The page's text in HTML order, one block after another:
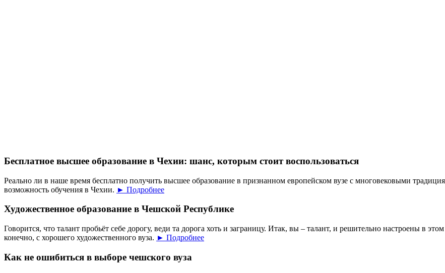
Бесплатное высшее образование в Чехии: шанс, которым стоит воспользоваться
Реально ли в наше время бесплатно получить высшее образование в признанном европейском вузе с многовековыми
возможность обучения в Чехии. ► Подробнее
Художественное образование в Чешской Республике
Говорится, что талант пробьёт себе дорогу, веди та дорога хоть и заграницу. Итак, вы – талант, и решительно настроены в
конечно, с хорошего художественного вуза. ► Подробнее
Как не ошибиться в выборе чешского вуза